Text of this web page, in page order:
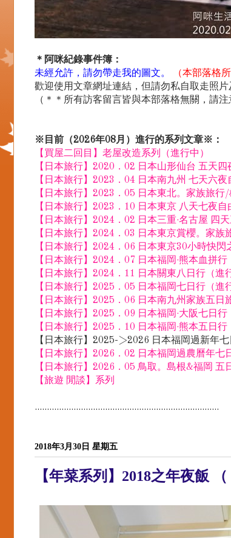
＊阿咪紀錄事件簿：
未經允許，請勿帶走我的圖文。
（本部落格
歡迎使用文章網址連結，但請勿私自取走照片
（＊＊所有訪客留言皆與本部落格無關，請注
※目前（2026年08月）進行的系列文章※：
【買屋二回目】老屋改造系列（進行中）
【日本旅行】2020．02 日本山形仙台 五天四
【日本旅行】2023．04 日本南九州 七天六夜
【日本旅行】2023．05 日本東北。家族旅行/
【日本旅行】2023．10 日本東京 八天七夜自
【日本旅行】2024．02 日本三重·名古屋 四
【日本旅行】2024．03 日本東京賞櫻。家族
【日本旅行】2024．06 日本東京30小時快閃
【日本旅行】2024．07 日本福岡·熊本血拼行
【日本旅行】2024．11 日本關東八日行（進
【日本旅行】2025．05 日本福岡七日行（進
【日本旅行】2025．06 日本南九州家族五日
【日本旅行】2025．09 日本福岡·大阪七日行
【日本旅行】2025．10 日本福岡·熊本五日行
【日本旅行】2025->2026 日本福岡過新年七
【日本旅行】2026．02 日本福岡過農曆年七
【日本旅行】2026．05 鳥取。島根&福岡 五
【旅遊 閒談】系列
............................................................................
2018年3月30日 星期五
【年菜系列】2018之年夜飯